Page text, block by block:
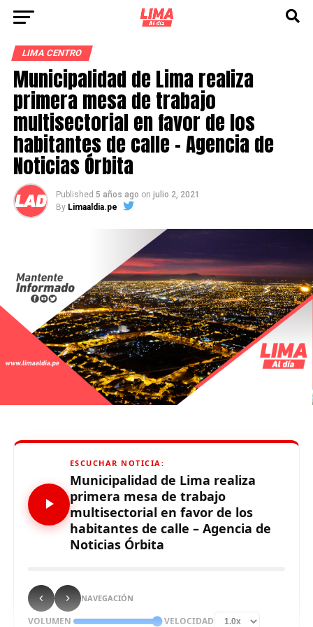
LIMA CENTRO
Municipalidad de Lima realiza
primera mesa de trabajo
multisectorial en favor de los
habitantes de calle – Agencia de
Noticias Órbita
Published 5 años ago on julio 2, 2021
By Limaaldia.pe
ESCUCHAR NOTICIA:
Municipalidad de Lima realiza
primera mesa de trabajo
multisectorial en favor de los
habitantes de calle – Agencia de
Noticias Órbita
NAVEGACIÓN
VOLUMEN VELOCIDAD